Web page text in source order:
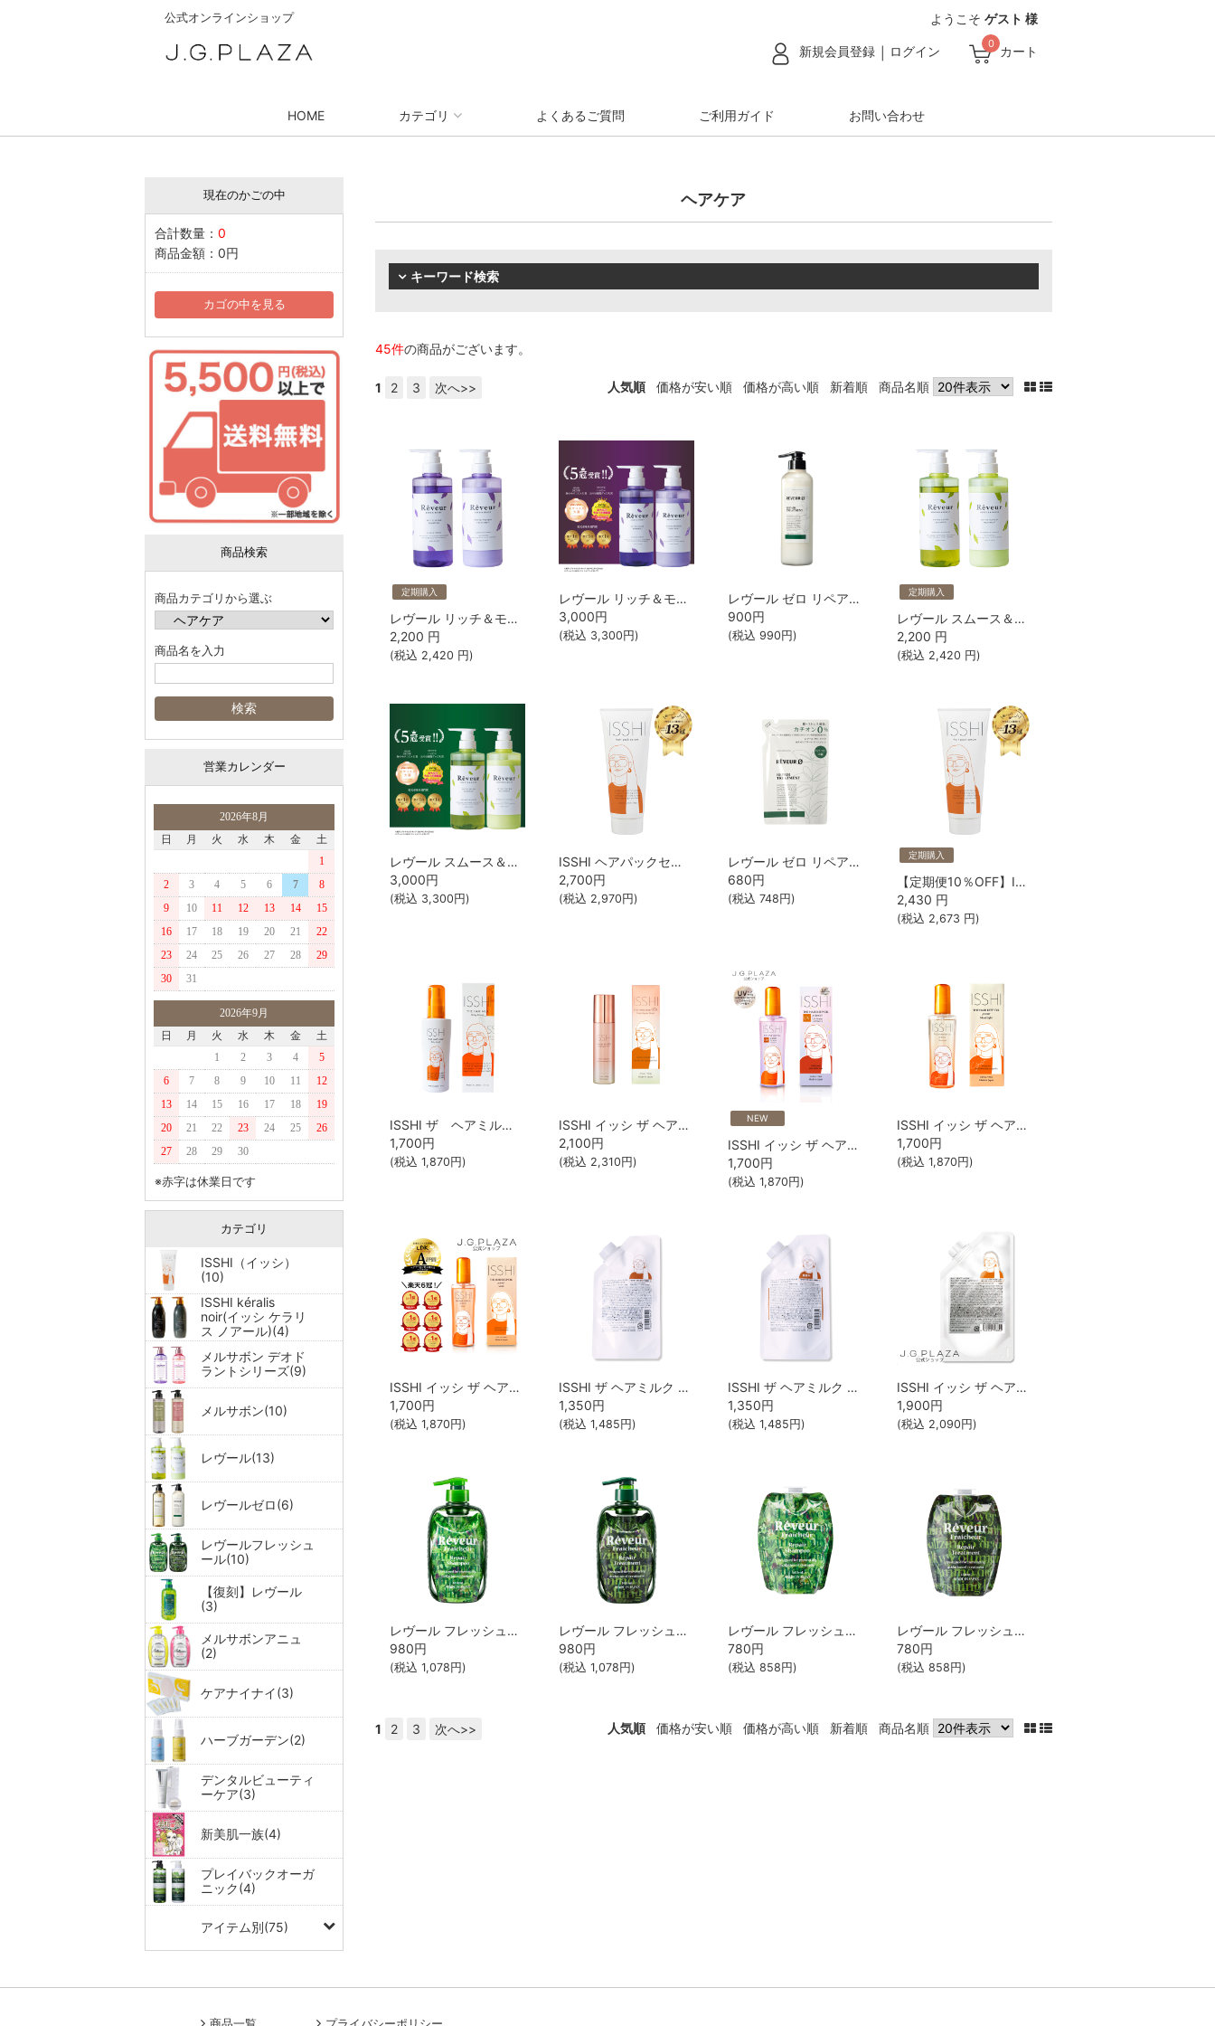
公式オンラインショップ ようこそ ゲスト 様
新規会員登録 ログイン カート
0
HOME カテゴリ よくあるご質問 ご利用ガイド お問い合わせ
現在のかごの中
合計数量： 0
商品金額： 0円
カゴの中を見る
商品検索
商品カテゴリから選ぶ
商品名を入力
営業カレンダー
2026年8月
日
月 火 水 木 金
土
1
2
3 4 5 6 7
8
9
10 11 12 13 14
15
16
17 18 19 20 21
22
23
24 25 26 27 28
29
30
31
2026年9月
日
月 火 水 木 金
土
1
2 3 4
5
6
7 8 9 10 11
12
13
14 15 16 17 18
19
20
21 22 23 24 25
26
27
28 29 30
※赤字は休業日です
カテゴリ
ISSHI（イッシ）
(10)
ISSHI kéralis
noir(イッシ ケラリ
ス ノアール)(4)
メルサボン デオド
ラントシリーズ(9)
メルサボン(10)
レヴール(13)
レヴールゼロ(6)
レヴールフレッシュ
ール(10)
【復刻】レヴール
(3)
メルサボンアニュ
(2)
ケアナイナイ(3)
ハーブガーデン(2)
デンタルビューティ
ーケア(3)
新美肌一族(4)
プレイバックオーガ
ニック(4)
アイテム別(75)
ヘアケア
キーワード検索
45件の商品がございます。
人気順 価格が安い順 価格が高い順 新着順 商品名順
1 2 3 次へ>>
定期購入
レヴール リッチ＆モイスト シャンプー・トリートメントSET【送料無料】【定期10％OFF】
2,200 円
(税込 2,420 円)
レヴール リッチ＆モイスト シャンプー・トリートメントSET
3,000円
(税込 3,300 円)
レヴール ゼロ リペア カチオンフリートリートメント
900円
(税込 990 円)
定期購入
レヴール スムース＆モイスト シャンプー・トリートメントSET【送料無料】【定期10％OFF】
2,200 円
(税込 2,420 円)
レヴール スムース＆モイスト シャンプー・トリートメントSET
3,000円
(税込 3,300 円)
ISSHI ヘアパックセラム
2,700円
(税込 2,970 円)
レヴール ゼロ リペア カチオンフリートリートメント つめかえ
680円
(税込 748 円)
定期購入
【定期便10％OFF】ISSHI ヘアパックセラム
2,430 円
(税込 2,673 円)
ISSHI ザ ヘアミルク シルキーモイスト
1,700円
(税込1,870円)
ISSHI イッシ ザ ヘアミルク Dx ディープリペアモイスト
2,100円
(税込 2,310円)
NEW
ISSHI イッシ ザ ヘアキープオイルβショット UVモイスト ラクトン5.0
1,700円
(税込 1,870円)
ISSHI イッシ ザ ヘアキープオイル β ショット モイストライト
1,700円
(税込 1,870円)
ISSHI イッシ ザ ヘアキープオイル β ショット モイスト
1,700円
(税込1,870 円)
ISSHI ザ ヘアミルク シルキーモイスト パウチタイプ ピュアフラワーブーケ
1,350円
(税込1,485 円)
ISSHI ザ ヘアミルク シルキーモイスト パウチタイプ フレグランスフリー
1,350円
(税込 1,485 円)
ISSHI イッシ ザ ヘアミルク Dx ディープリペアモイスト パウチタイプ
1,900円
(税込 2,090 円)
レヴール フレッシュール リペア ノンシリコンシャンプー ディスペンサーセット
980円
(税込1,078 円)
レヴール フレッシュール リペア トリートメント ディスペンサーセット
980円
(税込1,078 円)
レヴール フレッシュール リペア ノンシリコンシャンプー つけかえ
780円
(税込 858 円)
レヴール フレッシュール リペア トリートメント つけかえ
780円
(税込 858 円)
人気順 価格が安い順 価格が高い順 新着順 商品名順
1 2 3 次へ>>